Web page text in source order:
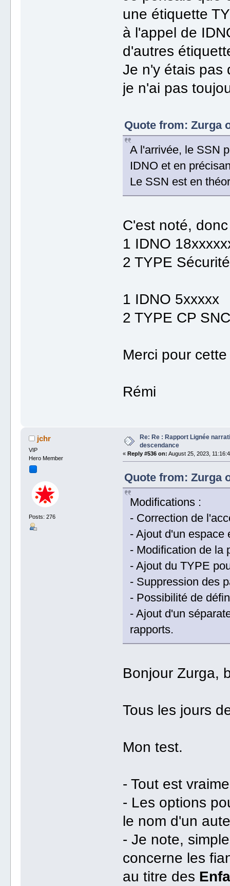
une étiquette
à l'appel de
d'autres
Je n'y étais
je n'ai pas
Quote from: Zurga
A l'arrivée, le SSN
IDNO et en
Le SSN est en
C'est noté,
1 IDNO
2 TYPE
1 IDNO 5xxxxx
2 TYPE CP
Merci pour
Rémi
jchr
VIP
Hero Member
Posts: 276
Re: Re : Rapport Lignée
descendance
«Reply #536 on: August 25, 2023,
Quote from: Zurga
Modifications :
- Correction de
- Ajout d'un espace
- Modification de la
- Ajout du TYPE
- Suppression des
- Possibilité de
- Ajout d'un
rapports.
Bonjour Zurga,
Tous les jours
Mon test.
- Tout est
- Les options
le nom d'un
- Je note,
concerne les
au titre des